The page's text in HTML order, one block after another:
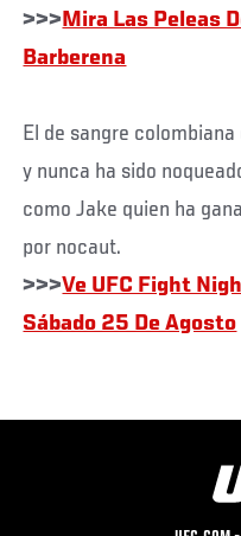
>>> Mira Las Peleas
Barberena
El de sangre
y nunca ha sido
como Jake quien ha
por nocaut.
>>>Ve UFC Fight
Sábado 25 De Agosto